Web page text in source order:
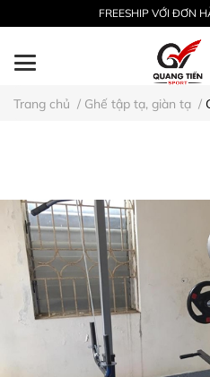
FREESHIP VỚI ĐƠN
Trang chủ / Ghế tập tạ, giàn tạ /